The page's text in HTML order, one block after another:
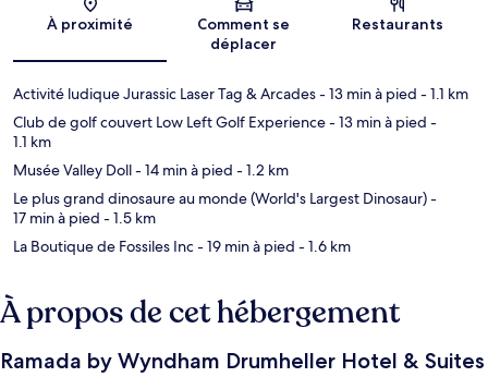
Carte
À proximité
Comment se
déplacer
Restaurants
Activité ludique Jurassic Laser Tag & Arcades- 13 min à pied - 1.1 km
Club de golf couvert Low Left Golf Experience- 13 min à pied -
1.1 km
Musée Valley Doll- 14 min à pied - 1.2 km
Le plus grand dinosaure au monde (World's Largest Dinosaur)-
17 min à pied - 1.5 km
La Boutique de Fossiles Inc- 19 min à pied - 1.6 km
À propos de cet hébergement
Ramada by Wyndham Drumheller Hotel & Suites